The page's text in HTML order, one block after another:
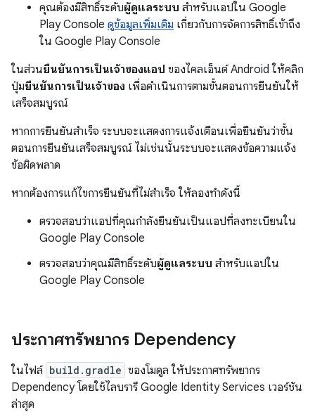
คุณต้องมีสิทธิ์ระดับผู้ดูแลระบบ สำหรับแอปใน Google
Play Console ดูข้อมูลเพิ่มเติม เกี่ยวกับการจัดการสิทธิ์เข้าถึง
ใน Google Play Console
ในส่วนยืนยันการเป็นเจ้าของแอป ของไคลเอ็นต์ Android ให้คลิก
ปุ่มยืนยันการเป็นเจ้าของ เพื่อดำเนินการตามขั้นตอนการยืนยันให้
เสร็จสมบูรณ์
หากการยืนยันสำเร็จ ระบบจะแสดงการแจ้งเตือนเพื่อยืนยันว่าขั้น
ตอนการยืนยันเสร็จสมบูรณ์ ไม่เช่นนั้นระบบจะแสดงข้อความแจ้ง
ข้อผิดพลาด
หากต้องการแก้ไขการยืนยันที่ไม่สำเร็จ ให้ลองทำดังนี้
ตรวจสอบว่าแอปที่คุณกำลังยืนยันเป็นแอปที่ลงทะเบียนใน
Google Play Console
ตรวจสอบว่าคุณมีสิทธิ์ระดับผู้ดูแลระบบ สำหรับแอปใน
Google Play Console
ประกาศทรัพยากร Dependency
ในไฟล์ build.gradle ของโมดูล ให้ประกาศทรัพยากร
Dependency โดยใช้ไลบรารี Google Identity Services เวอร์ชัน
ล่าสุด